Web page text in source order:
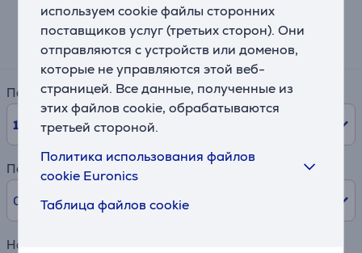
используем cookie файлы сторонних
поставщиков услуг (третьих сторон). Они
отправляются с устройств или доменов,
которые не управляются этой веб-
страницей. Все данные, полученные из
этих файлов cookie, обрабатываются
третьей стороной.
Политика использования файлов
cookie Euronics
Таблица файлов cookie
Примерный размер ежемесячного платежа
22 €
Период
10 мес.
Первый взнос
0% /0,00 €
Наименование товара